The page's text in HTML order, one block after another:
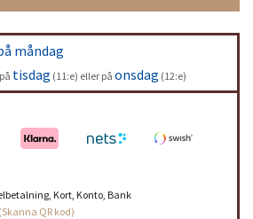
måndag
tisdag (11:e) eller på onsdag (12:e)
Kort, Konto, Bank
(Skanna QR kod)